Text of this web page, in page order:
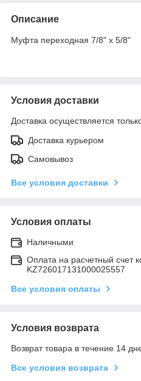
Описание
Муфта переходная 7/8" х 5/8"
Условия доставки
Доставка осуществляется
Доставка курьером
Самовывоз
Все условия доставки
Условия оплаты
Наличными
Оплата на расчетный счет
KZ726017131000025557
Все условия оплаты
Условия возврата
Возврат товара в течение 14
Все условия возврата